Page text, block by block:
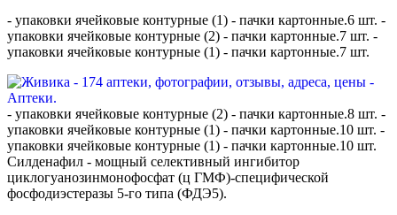
- упаковки ячейковые контурные (1) - пачки картонные.6 шт. -
упаковки ячейковые контурные (2) - пачки картонные.7 шт. -
упаковки ячейковые контурные (1) - пачки картонные.7 шт.
- упаковки ячейковые контурные (2) - пачки картонные.8 шт. -
упаковки ячейковые контурные (1) - пачки картонные.10 шт. -
упаковки ячейковые контурные (1) - пачки картонные.10 шт.
Силденафил - мощный селективный ингибитор
циклогуанозинмонофосфат (ц ГМФ)-специфической
фосфодиэстеразы 5-го типа (ФДЭ5).